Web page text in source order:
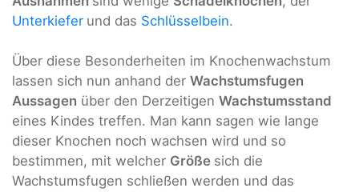
Unterkiefer und das Schlüsselbein.
Über diese Besonderheiten im Knochenwachstum
lassen sich nun anhand der Wachstumsfugen
Aussagen über den Derzeitigen Wachstumsstand
eines Kindes treffen. Man kann sagen wie lange
dieser Knochen noch wachsen wird und so
bestimmen, mit welcher Größe sich die
Wachstumsfugen schließen werden und das